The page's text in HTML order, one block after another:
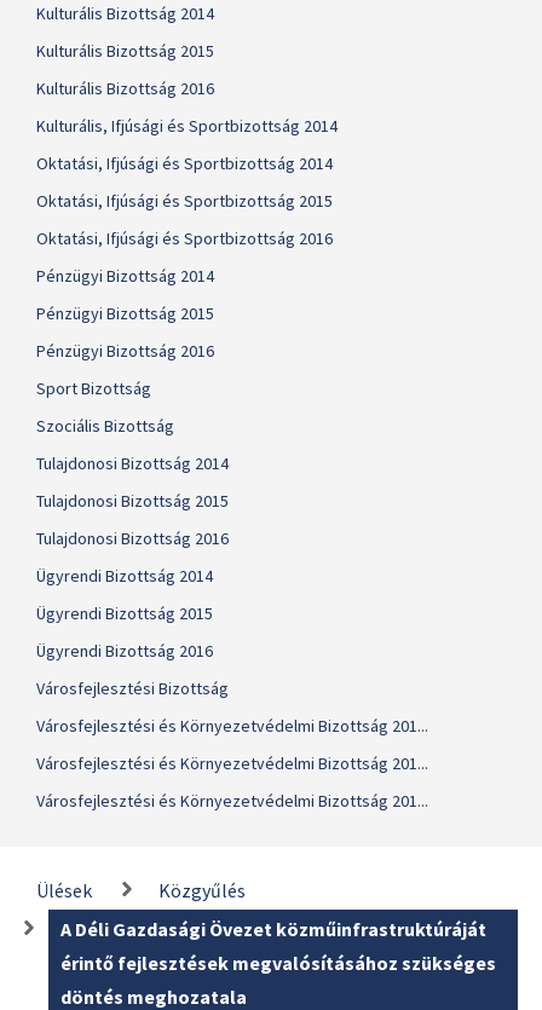
Kulturális Bizottság 2014
Kulturális Bizottság 2015
Kulturális Bizottság 2016
Kulturális, Ifjúsági és Sportbizottság 2014
Oktatási, Ifjúsági és Sportbizottság 2014
Oktatási, Ifjúsági és Sportbizottság 2015
Oktatási, Ifjúsági és Sportbizottság 2016
Pénzügyi Bizottság 2014
Pénzügyi Bizottság 2015
Pénzügyi Bizottság 2016
Sport Bizottság
Szociális Bizottság
Tulajdonosi Bizottság 2014
Tulajdonosi Bizottság 2015
Tulajdonosi Bizottság 2016
Ügyrendi Bizottság 2014
Ügyrendi Bizottság 2015
Ügyrendi Bizottság 2016
Városfejlesztési Bizottság
Városfejlesztési és Környezetvédelmi Bizottság 201...
Városfejlesztési és Környezetvédelmi Bizottság 201...
Városfejlesztési és Környezetvédelmi Bizottság 201...
Ülések
Közgyűlés
A Déli Gazdasági Övezet közműinfrastruktúráját
érintő fejlesztések megvalósításához szükséges
döntés meghozatala